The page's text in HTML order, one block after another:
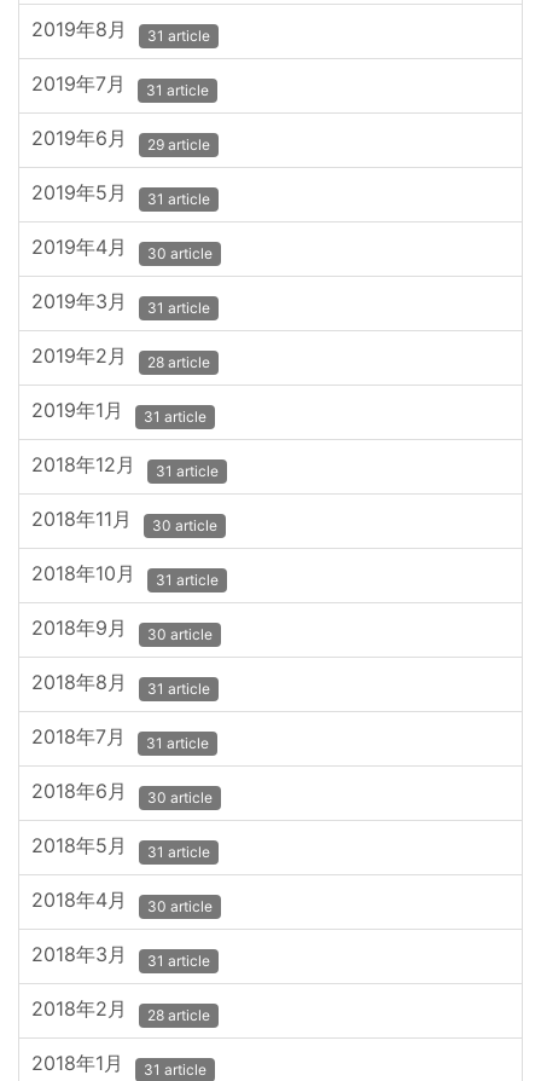
2019年8月 31 article
2019年7月 31 article
2019年6月 29 article
2019年5月 31 article
2019年4月 30 article
2019年3月 31 article
2019年2月 28 article
2019年1月 31 article
2018年12月 31 article
2018年11月 30 article
2018年10月 31 article
2018年9月 30 article
2018年8月 31 article
2018年7月 31 article
2018年6月 30 article
2018年5月 31 article
2018年4月 30 article
2018年3月 31 article
2018年2月 28 article
2018年1月 31 article